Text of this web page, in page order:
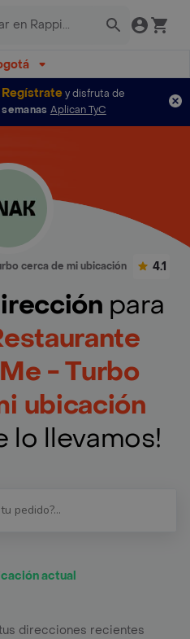
Regístratey disfruta de
Aplican TyC
cerca de mi ubicación 4.1
para
- Turbo
ubicación
lo llevamos!
actual
direcciones recientes